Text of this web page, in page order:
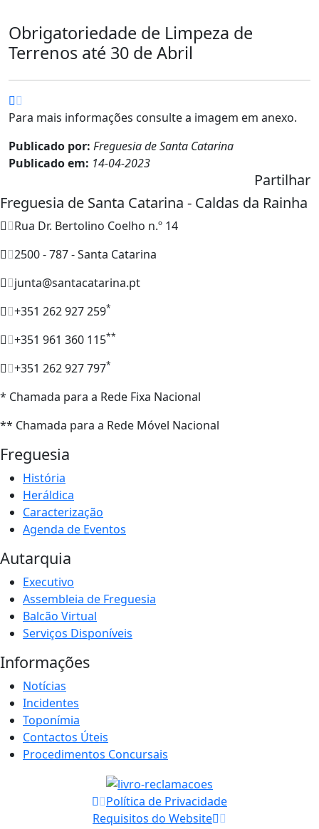
Obrigatoriedade de Limpeza de
Terrenos até 30 de Abril
Para mais informações consulte a imagem em anexo.
Publicado por: Freguesia de Santa Catarina
Publicado em: 14-04-2023
Partilhar
Freguesia de Santa Catarina - Caldas da Rainha
Rua Dr. Bertolino Coelho n.º 14
2500 - 787 - Santa Catarina
junta@santacatarina.pt
+351 262 927 259*
+351 961 360 115**
+351 262 927 797*
* Chamada para a Rede Fixa Nacional
** Chamada para a Rede Móvel Nacional
Freguesia
História
Heráldica
Caracterização
Agenda de Eventos
Autarquia
Executivo
Assembleia de Freguesia
Balcão Virtual
Serviços Disponíveis
Informações
Notícias
Incidentes
Toponímia
Contactos Úteis
Procedimentos Concursais
Política de Privacidade
Requisitos do Website